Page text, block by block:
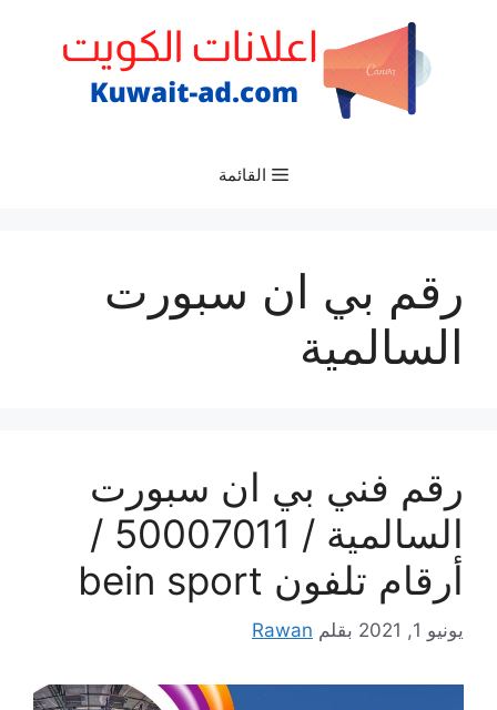
القائمة
رقم بي ان سبورت
السالمية
رقم فني بي ان سبورت
السالمية / 50007011 /
أرقام تلفون bein sport
يونيو 1, 2021 بقلم Rawan